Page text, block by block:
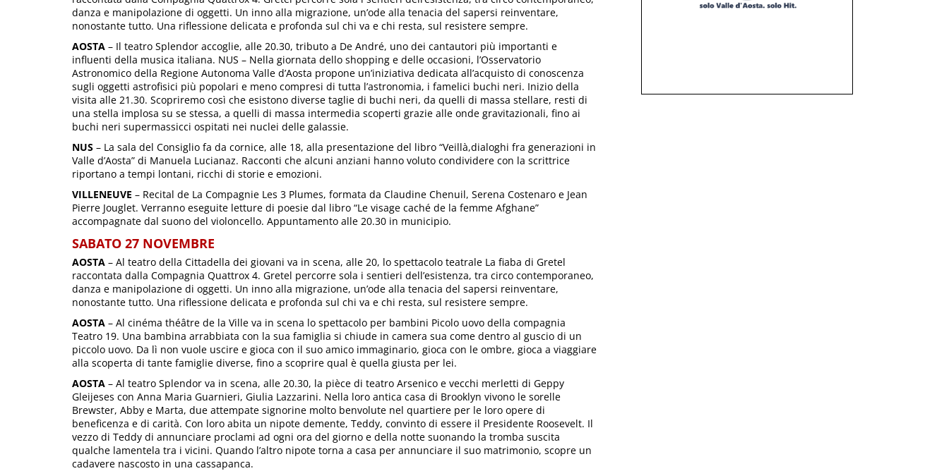
danza e manipolazione di oggetti. Un inno alla migrazione, un’ode alla tenacia del sapersi reinventare,
nonostante tutto. Una riflessione delicata e profonda sul chi va e chi resta, sul resistere sempre.
AOSTA – Il teatro Splendor accoglie, alle 20.30, tributo a De André, uno dei cantautori più importanti e
influenti della musica italiana. NUS – Nella giornata dello shopping e delle occasioni, l’Osservatorio
Astronomico della Regione Autonoma Valle d’Aosta propone un’iniziativa dedicata all’acquisto di conoscenza
sugli oggetti astrofisici più popolari e meno compresi di tutta l’astronomia, i famelici buchi neri. Inizio della
visita alle 21.30. Scopriremo così che esistono diverse taglie di buchi neri, da quelli di massa stellare, resti di
una stella implosa su se stessa, a quelli di massa intermedia scoperti grazie alle onde gravitazionali, fino ai
buchi neri supermassicci ospitati nei nuclei delle galassie.
NUS – La sala del Consiglio fa da cornice, alle 18, alla presentazione del libro “Veillà,dialoghi fra generazioni in
Valle d’Aosta” di Manuela Lucianaz. Racconti che alcuni anziani hanno voluto condividere con la scrittrice
riportano a tempi lontani, ricchi di storie e emozioni.
VILLENEUVE – Recital de La Compagnie Les 3 Plumes, formata da Claudine Chenuil, Serena Costenaro e Jean
Pierre Jouglet. Verranno eseguite letture di poesie dal libro “Le visage caché de la femme Afghane”
accompagnate dal suono del violoncello. Appuntamento alle 20.30 in municipio.
SABATO 27 NOVEMBRE
AOSTA – Al teatro della Cittadella dei giovani va in scena, alle 20, lo spettacolo teatrale La fiaba di Gretel
raccontata dalla Compagnia Quattrox 4. Gretel percorre sola i sentieri dell’esistenza, tra circo contemporaneo,
danza e manipolazione di oggetti. Un inno alla migrazione, un’ode alla tenacia del sapersi reinventare,
nonostante tutto. Una riflessione delicata e profonda sul chi va e chi resta, sul resistere sempre.
AOSTA – Al cinéma théâtre de la Ville va in scena lo spettacolo per bambini Picolo uovo della compagnia
Teatro 19. Una bambina arrabbiata con la sua famiglia si chiude in camera sua come dentro al guscio di un
piccolo uovo. Da lì non vuole uscire e gioca con il suo amico immaginario, gioca con le ombre, gioca a viaggiare
alla scoperta di tante famiglie diverse, fino a scoprire qual è quella giusta per lei.
AOSTA – Al teatro Splendor va in scena, alle 20.30, la pièce di teatro Arsenico e vecchi merletti di Geppy
Gleijeses con Anna Maria Guarnieri, Giulia Lazzarini. Nella loro antica casa di Brooklyn vivono le sorelle
Brewster, Abby e Marta, due attempate signorine molto benvolute nel quartiere per le loro opere di
beneficenza e di carità. Con loro abita un nipote demente, Teddy, convinto di essere il Presidente Roosevelt. Il
vezzo di Teddy di annunciare proclami ad ogni ora del giorno e della notte suonando la tromba suscita
qualche lamentela tra i vicini. Quando l’altro nipote torna a casa per annunciare il suo matrimonio, scopre un
cadavere nascosto in una cassapanca.